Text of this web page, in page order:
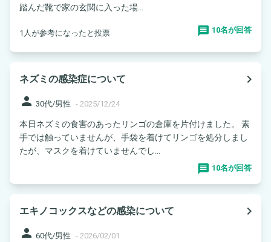
踏んだ靴で家の玄関に入った場...
1人が参考になったと投票 10名が回答
ネズミの感染症について
navigate_next
person 30代/男性 - 2025/12/24
本日ネズミの食害のあったリンゴの倉庫を片付けました。 素
手では触っていませんが、手袋を着けてリンゴを処分しまし
たが、マスクを着けていませんでし...
10名が回答
エキノコックスなどの感染について
navigate_next
person 60代/男性 - 2026/02/01